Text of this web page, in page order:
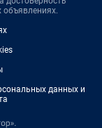
данных и